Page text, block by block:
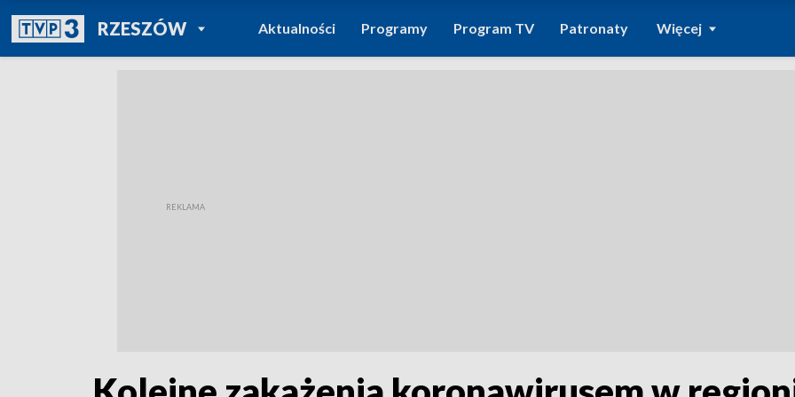
RZESZÓWPOWRÓT DO
TVP REGIONY
Aktualności Programy Program TV Patronaty Więcej